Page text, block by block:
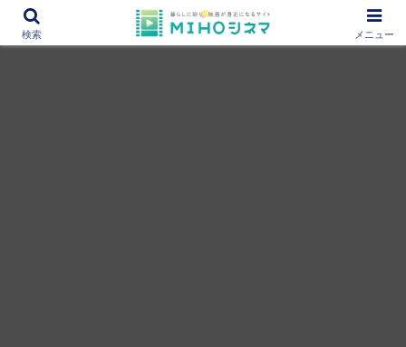
12000作品を紹介！あなたの映画図書館『MIHOシネマ』
検索 メニュー